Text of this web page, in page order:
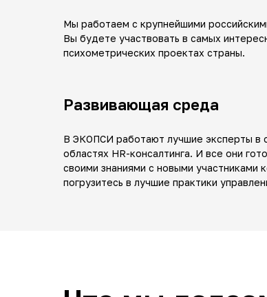
Мы работаем с крупнейшими
Вы будете участвовать в самых
психометрических проектах страны.
Развивающая среда
В ЭКОПСИ работают лучшие эксперты в
областях HR-консалтинга. И все они
своими знаниями с новыми участниками
погрузитесь в лучшие практики